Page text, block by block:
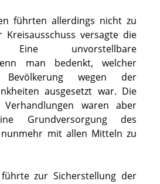
führten allerdings nicht zu
Kreisausschuss versagte die
Eine unvorstellbare
man bedenkt, welcher
wegen der
ausgesetzt war. Die
Verhandlungen waren aber
Grundversorgung des
mit allen Mitteln zu
zur Sicherstellung der